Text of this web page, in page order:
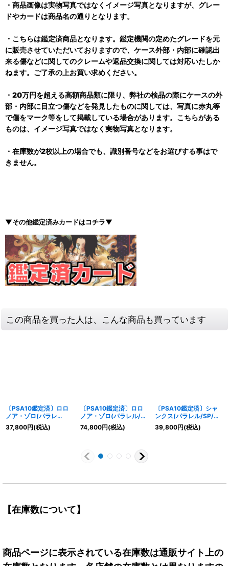
・商品画像は実物写真ではなくイメージ写真となりますが、グレー
ドやカードは商品名の通りとなります。
・こちらは鑑定済商品となります。鑑定機関の定めたグレードを元
に販売させていただいておりますので、ケース外部・内部に確認出
来る傷などに関してのクレームや返品交換に関しては対応いたしか
ねます。ご了承の上お買い求めください。
・20万円を超える高額商品類に限り、弊社の検品の際にケースの外
部・内部に目立つ傷などを発見したものに関しては、写真に赤丸等
で傷をマーク等をして掲載している場合があります。こちらがある
ものは、イメージ写真ではなく実物写真となります。
・在庫数が2枚以上の場合でも、識別番号などをお選びする事はで
きません。
▼その他鑑定済みカードはコチラ▼
この商品を買った人は、こんな商品も買っています
〔PSA10鑑定済〕ロロ
ノア・ゾロ(パラレ
ル/illust:Nijihayashi)
【SR/P】{EB04-007}
37,800円(税込)
〔PSA10鑑定済〕ロロ
ノア・ゾロ(パラレル/漫
画絵)【L/P】{OP01-
001}
74,800円(税込)
〔PSA10鑑定済〕シャ
ンクス(パラレル/SP/タ
ロット柄)【SP】{ST16-
004[OP11]}
39,800円(税込)
【在庫数について】
商品ページに表示されている在庫数は通販サイト上の